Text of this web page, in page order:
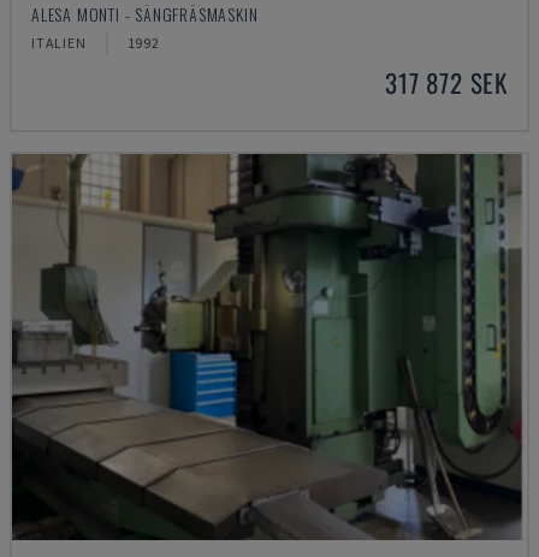
ALESA MONTI - SÄNGFRÄSMASKIN
ITALIEN 1992
317 872 SEK